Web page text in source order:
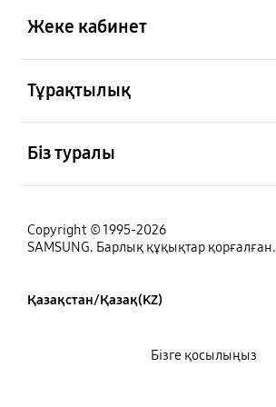
Жеке кабинет
Тұрақтылық
Біз туралы
Copyright © 1995-2026
SAMSUNG. Барлық құқықтар қорғалған.
Қазақстан/Қазақ(KZ)
Бізге қосылыңыз